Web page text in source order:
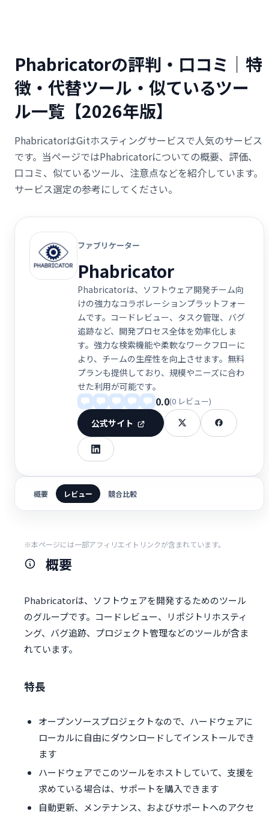
Phabricatorの評判・口コミ｜特
徴・代替ツール・似ているツー
ル一覧【2026年版】
PhabricatorはGitホスティングサービスで人気のサービス
です。当ページではPhabricatorについての概要、評価、
口コミ、似ているツール、注意点などを紹介しています。
サービス選定の参考にしてください。
ファブリケーター
Phabricator
Phabricatorは、ソフトウェア開発チーム向
けの強力なコラボレーションプラットフォー
ムです。コードレビュー、タスク管理、バグ
追跡など、開発プロセス全体を効率化しま
す。強力な検索機能や柔軟なワークフローに
より、チームの生産性を向上させます。無料
プランも提供しており、規模やニーズに合わ
せた利用が可能です。
0.0(0 レビュー)
公式サイト
概要 レビュー 競合比較
※本ページには一部アフィリエイトリンクが含まれています。
概要
Phabricatorは、ソフトウェアを開発するためのツール
のグループです。コードレビュー、リポジトリホスティ
ング、バグ追跡、プロジェクト管理などのツールが含ま
れています。
特長
オープンソースプロジェクトなので、ハードウェアに
ローカルに自由にダウンロードしてインストールでき
ます
ハードウェアでこのツールをホストしていて、支援を
求めている場合は、サポートを購入できます
自動更新、メンテナンス、およびサポートへのアクセ